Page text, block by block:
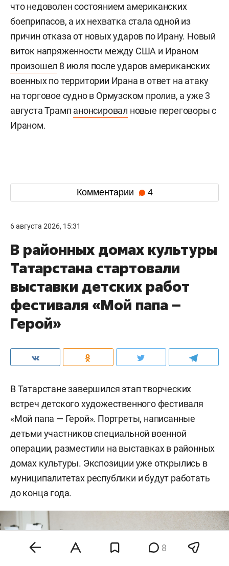
что недоволен состоянием американских
боеприпасов, а их нехватка стала одной из
причин отказа от новых ударов по Ирану. Новый
виток напряженности между США и Ираном
произошел 8 июля после ударов американских
военных по территории Ирана в ответ на атаку
на торговое судно в Ормузском пролив, а уже 3
августа Трамп анонсировал новые переговоры с
Ираном.
Комментарии 4
6 августа 2026, 15:31
В районных домах культуры
Татарстана стартовали
выставки детских работ
фестиваля «Мой папа –
Герой»
В Татарстане завершился этап творческих
встреч детского художественного фестиваля
«Мой папа — Герой». Портреты, написанные
детьми участников специальной военной
операции, разместили на выставках в районных
домах культуры. Экспозиции уже открылись в
муниципалитетах республики и будут работать
до конца года.
8